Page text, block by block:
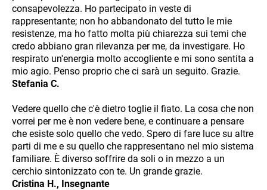
consapevolezza. Ho partecipato in veste di
rappresentante; non ho abbandonato del tutto le mie
resistenze, ma ho fatto molta più chiarezza sui temi che
credo abbiano gran rilevanza per me, da investigare. Ho
respirato un'energia molto accogliente e mi sono sentita a
mio agio. Penso proprio che ci sarà un seguito. Grazie.
Stefania C.
Vedere quello che c'è dietro toglie il fiato. La cosa che non
vorrei per me è non vedere bene, e continuare a pensare
che esiste solo quello che vedo. Spero di fare luce su altre
parti di me e su quello che rappresentano nel mio sistema
familiare. È diverso soffrire da soli o in mezzo a un
cerchio sintonizzato con te. Un grande grazie.
Cristina H., Insegnante